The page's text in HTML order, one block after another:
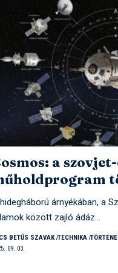
a
árnyékában, a
között zajló ádáz…
BETŰS SZAVAK TECHNIKA
09. 03.